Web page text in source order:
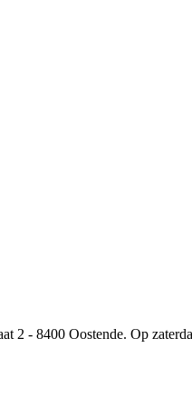
2 - 8400 Oostende. Op